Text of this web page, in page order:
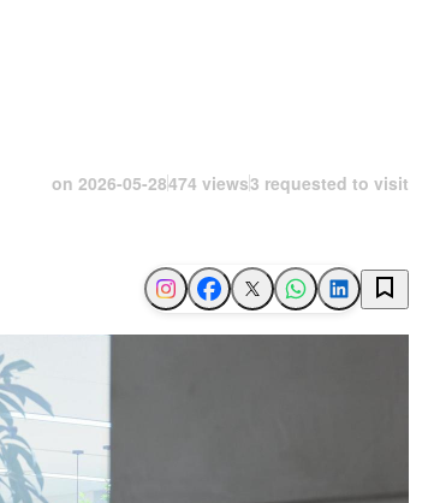
on 2026-05-28474 views3 requested to visit